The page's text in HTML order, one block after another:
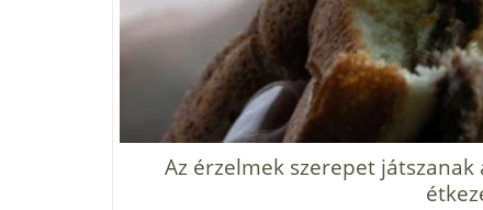
Az érzelmek szerepet